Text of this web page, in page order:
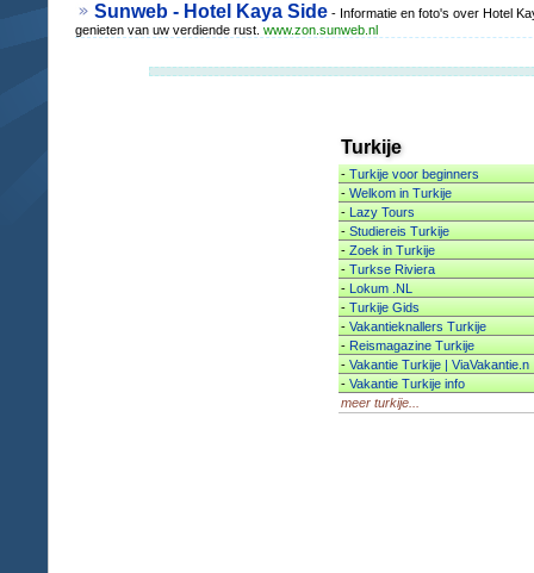
Sunweb - Hotel Kaya Side - Informatie en foto's over Hotel
genieten van uw verdiende rust. www.zon.sunweb.nl
Turkije
-Turkije voor beginners
-Welkom in Turkije
-Lazy Tours
-Studiereis Turkije
-Zoek in Turkije
-Turkse Riviera
-Lokum .NL
-Turkije Gids
-Vakantieknallers Turkije
-Reismagazine Turkije
-Vakantie Turkije | ViaVakantie.n
-Vakantie Turkije info
meer turkije...